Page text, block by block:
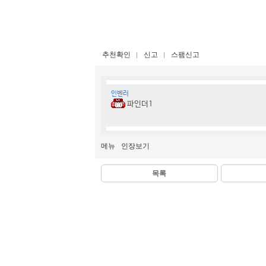
추천확인 신고 스팸신고
인벤러
파인더1
메뉴 인장보기
목록